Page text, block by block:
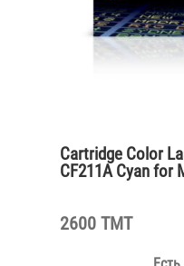
Cartridge Color
CF211A Cyan for
2600 TMT